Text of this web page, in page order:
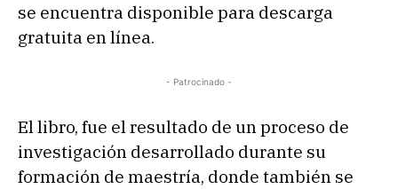
se encuentra disponible para descarga
gratuita en línea.
- Patrocinado -
El libro, fue el resultado de un proceso de
investigación desarrollado durante su
formación de maestría, donde también se